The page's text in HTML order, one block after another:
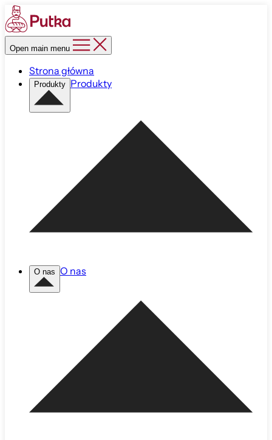
Open main menu
Strona główna
Produkty Produkty
O nas O nas